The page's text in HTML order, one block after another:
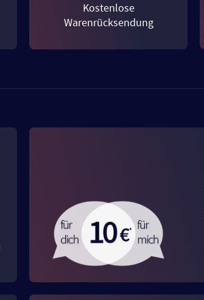
Kostenlose
Warenrücksendung